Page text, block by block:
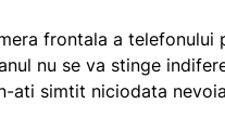
frontala a telefonului
nu se va stinge
ati simtit niciodata